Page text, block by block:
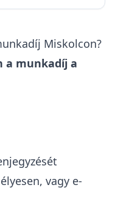
Miskolcon?
a munkadíj a
vagy e-